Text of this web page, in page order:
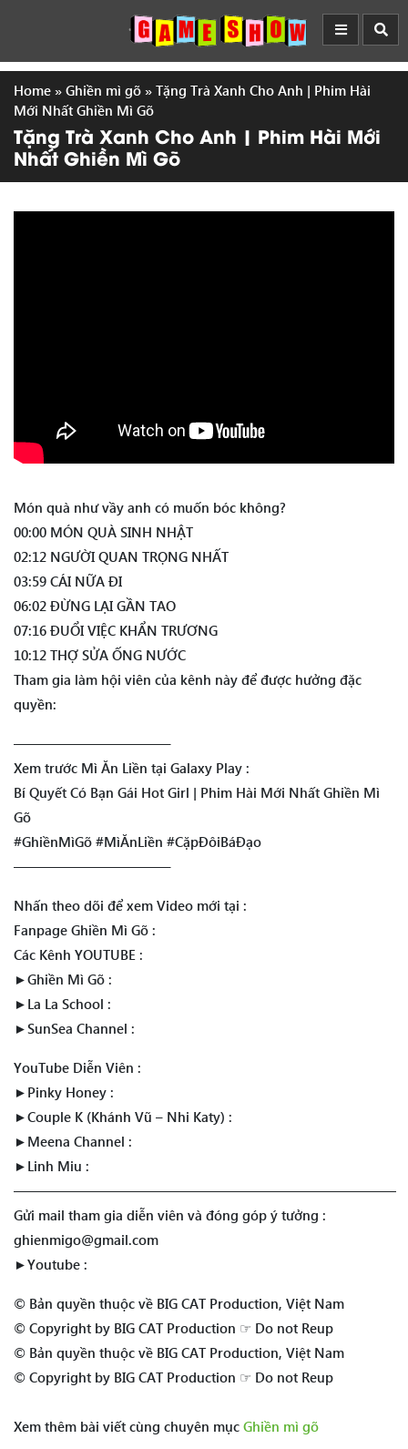
Home » Ghiền mì gõ » Tặng Trà Xanh Cho Anh | Phim Hài
Mới Nhất Ghiền Mì Gõ
Tặng Trà Xanh Cho Anh | Phim Hài Mới
Nhất Ghiền Mì Gõ
Món quà như vầy anh có muốn bóc không?
00:00 MÓN QUÀ SINH NHẬT
02:12 NGƯỜI QUAN TRỌNG NHẤT
03:59 CÁI NỮA ĐI
06:02 ĐỪNG LẠI GẦN TAO
07:16 ĐUỔI VIỆC KHẨN TRƯƠNG
10:12 THỢ SỬA ỐNG NƯỚC
Tham gia làm hội viên của kênh này để được hưởng đặc
quyền:
———————————–
Xem trước Mì Ăn Liền tại Galaxy Play :
Bí Quyết Có Bạn Gái Hot Girl | Phim Hài Mới Nhất Ghiền Mì
Gõ
#GhiềnMìGõ #MìĂnLiền #CặpĐôiBáĐạo
———————————–
Nhấn theo dõi để xem Video mới tại :
Fanpage Ghiền Mì Gõ :
Các Kênh YOUTUBE :
►Ghiền Mì Gõ :
►La La School :
►SunSea Channel :
YouTube Diễn Viên :
►Pinky Honey :
►Couple K (Khánh Vũ – Nhi Katy) :
►Meena Channel :
►Linh Miu :
————————————————————————————
Gửi mail tham gia diễn viên và đóng góp ý tưởng :
ghienmigo@gmail.com
►Youtube :
© Bản quyền thuộc về BIG CAT Production, Việt Nam
© Copyright by BIG CAT Production ☞ Do not Reup
© Bản quyền thuộc về BIG CAT Production, Việt Nam
© Copyright by BIG CAT Production ☞ Do not Reup
Xem thêm bài viết cùng chuyên mục Ghiền mì gõ